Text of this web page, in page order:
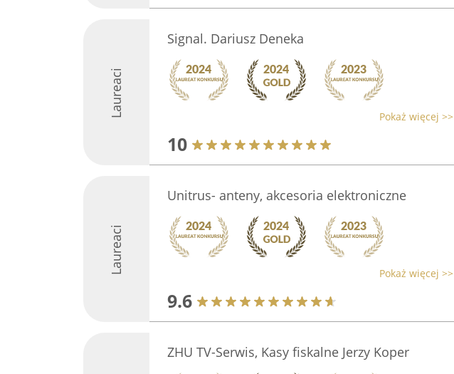
Laureaci
Signal. Dariusz Deneka
Pokaż więcej >>
10
Laureaci
Unitrus- anteny, akcesoria elektroniczne
Pokaż więcej >>
9.6
ZHU TV-Serwis, Kasy fiskalne Jerzy Koper